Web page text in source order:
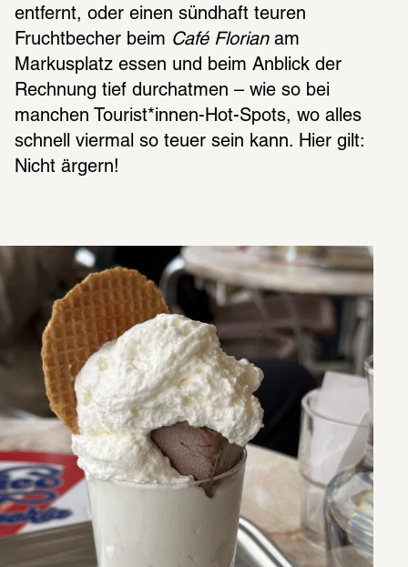
entfernt, oder einen sündhaft teuren
Fruchtbecher beim Café Florian am
Markusplatz essen und beim Anblick der
Rechnung tief durchatmen – wie so bei
manchen Tourist*innen-Hot-Spots, wo alles
schnell viermal so teuer sein kann. Hier gilt:
Nicht ärgern!